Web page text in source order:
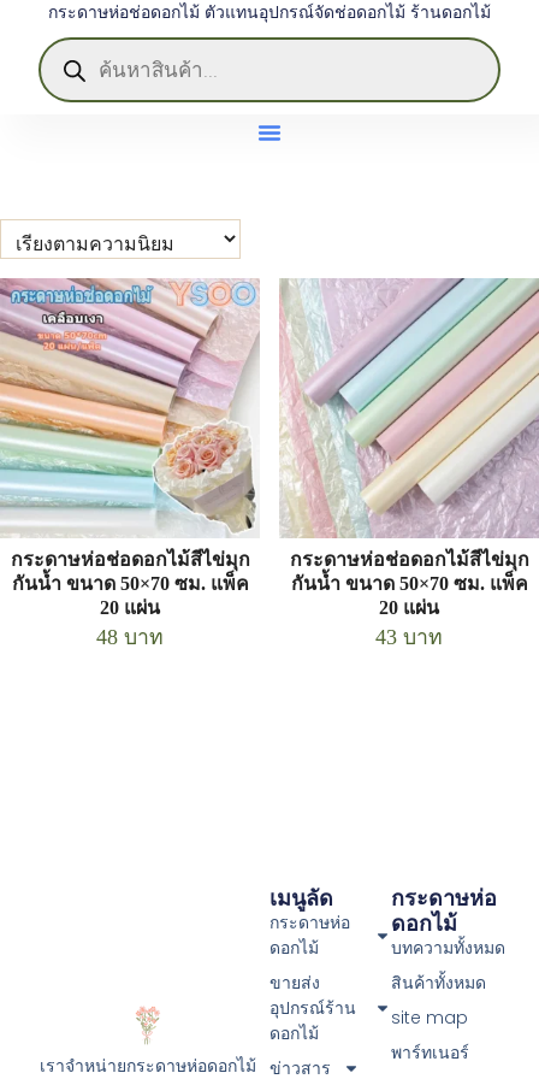
กระดาษห่อช่อดอกไม้ ตัวแทนอุปกรณ์จัดช่อดอกไม้ ร้านดอกไม้
กระดาษห่อช่อดอกไม้สีไข่มุก
กันน้ำ ขนาด 50×70 ซม. แพ็ค
20 แผ่น
48 บาท
กระดาษห่อช่อดอกไม้สีไข่มุก
กันน้ำ ขนาด 50×70 ซม. แพ็ค
20 แผ่น
43 บาท
เราจำหน่ายกระดาษห่อดอกไม้
กระดาษห่อ
ดอกไม้
บทความทั้งหมด
สินค้าทั้งหมด
site map
พาร์ทเนอร์
เมนูลัด
กระดาษห่อ
ดอกไม้
ขายส่ง
อุปกรณ์ร้าน
ดอกไม้
ข่าวสาร